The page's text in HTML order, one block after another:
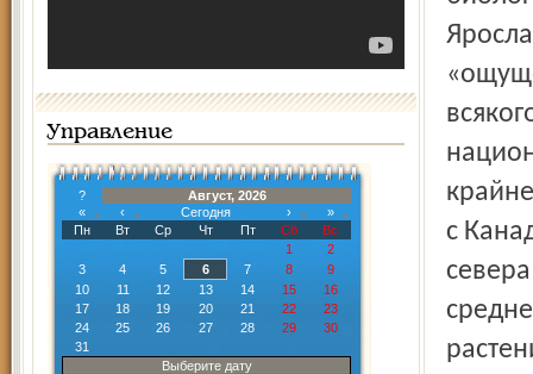
Управление
?
Август, 2026
«
‹ Сегодня ›
»
Пн
Вт Ср Чт Пт Сб
Вс
1
2
3
4 5 6 7 8
9
10
11 12 13 14 15
16
17
18 19 20 21 22
23
24
25 26 27 28 29
30
31
Выберите дату
с